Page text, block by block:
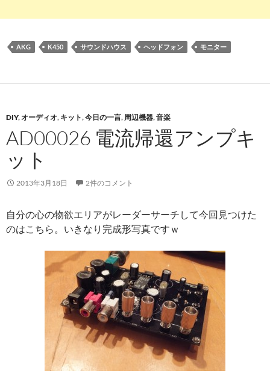
AKG K450 サウンドハウス ヘッドフォン モニター
DIY,オーディオ, キット,今日の一言, 周辺機器,音楽
AD00026 電流帰還アンプキ
ット
2013年3月18日 2件のコメント
自分の心の物欲エリアがレーダーサーチして今回見つけた
のはこちら。いきなり完成形写真ですｗ